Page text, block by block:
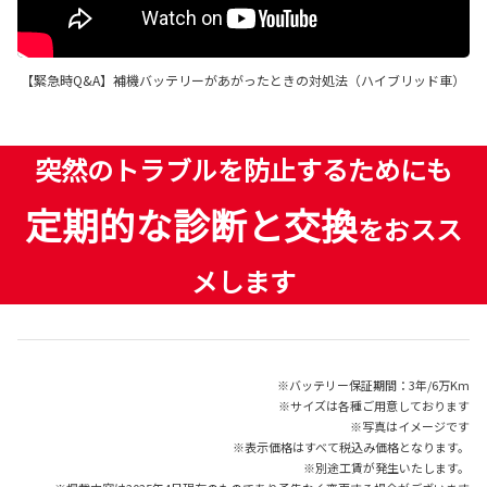
【緊急時Q&A】補機バッテリーがあがったときの対処法（ハイブリッド車）
突然のトラブルを防止するためにも
定期的な診断と交換をおスス
メします
※バッテリー保証期間：3年/6万Km
※サイズは各種ご用意しております
※写真はイメージです
※表示価格はすべて税込み価格となります。
※別途工賃が発生いたします。